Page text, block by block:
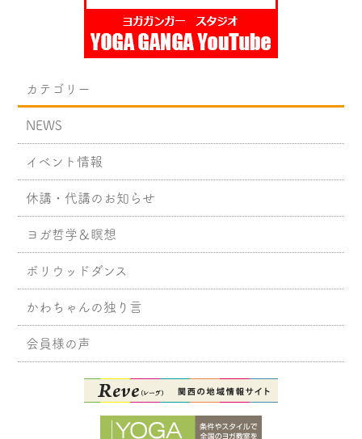
カテゴリー
NEWS
イベント情報
休講・代講のお知らせ
ヨガ哲学＆瞑想
ボリウッドダンス
かわちゃんの独り言
会員様の声